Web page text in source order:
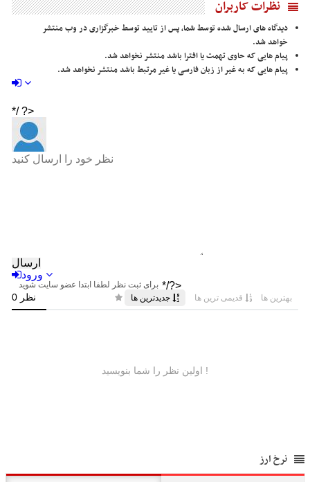
نظرات کاربران
دیدگاه های ارسال شده توسط شما، پس از تایید توسط خبرگزاری در وب منتشر
خواهد شد.
پیام هایی که حاوی تهمت یا افترا باشد منتشر نخواهد شد.
پیام هایی که به غیر از زبان فارسی یا غیر مرتبط باشد منتشر نخواهد شد.
نرخ ارز